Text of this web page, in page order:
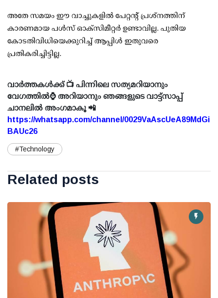
അതേ സമയം ഈ വാച്ചുകളില്‍ പേറ്റന്റ് പ്രശ്‌നത്തിന്
കാരണമായ പള്‍സ് ഓക്‌സിമീറ്റര്‍ ഉണ്ടാവില്ല. പുതിയ
കോടതിവിധിയെക്കുറിച്ച് ആപ്പിള്‍ ഇതുവരെ
പ്രതികരിച്ചിട്ടില്ല.
വാർത്തകൾക്ക് 📺 പിന്നിലെ സത്യമറിയാനും
വേഗത്തിൽ⌚ അറിയാനും ഞങ്ങളുടെ വാട്ട്സാപ്പ്
ചാനലിൽ അംഗമാകൂ 📲
https://whatsapp.com/channel/0029VaAscUeA89MdGi
BAUc26
#Technology
Related posts